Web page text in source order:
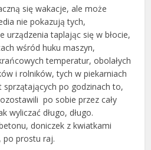
się wakacje, ale może
nie pokazują tych,
urządzenia taplając się w błocie,
wśród huku maszyn,
temperatur, obolałych
i rolników, tych w piekarniach
sprzątających po godzinach to,
po sobie przez cały
wyliczać długo, długo.
doniczek z kwiatkami
po prostu raj.